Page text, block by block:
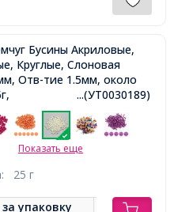
Круглые, Слоновая
Отв-тие 1.5мм, около
...(УТ0030189)
Показать еще
25 г
заупаковку